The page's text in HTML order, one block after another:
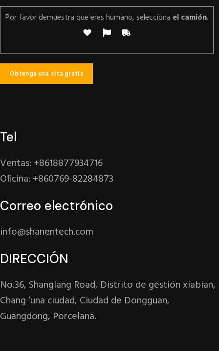
Por favor demuestra que eres humano, selecciona el camión.
Tel
Ventas: +8618877934716
Oficina: +860769-82284873
Correo electrónico
info@shanentech.com
DIRECCIÓN
No.36, Shanglang Road, Distrito de gestión xiabian,
Chang ‘una ciudad, Ciudad de Dongguan,
Guangdong, Porcelana.